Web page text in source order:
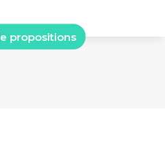
propositions